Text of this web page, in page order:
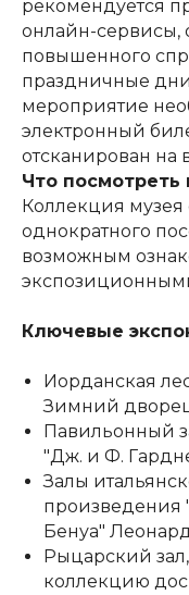
рекомендуется
онлайн-сервисы,
повышенного
праздничные
мероприятие
электронный
отсканирован на
Что посмотреть
Коллекция
однократного
возможным
Ключевые
Иорданская
Зимний
Павильонный
"Дж. и Ф.
Залы
произведения
Бенуа"
Рыцарский
коллекцию